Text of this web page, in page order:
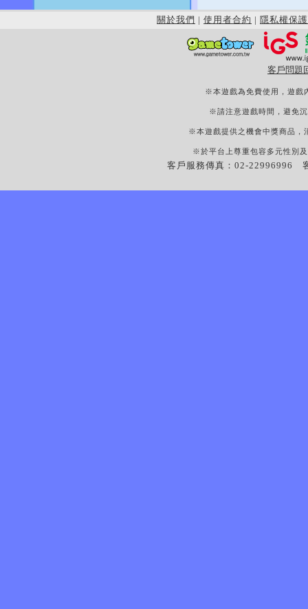
關於我們 | 使用者合約 | 隱私權保護
客戶問題
※本遊戲為免費使用，遊戲
※請注意遊戲時間，避免
※本遊戲提供之機會中獎商品，
※於平台上尊重包容多元性別
客戶服務傳真：02-22996996